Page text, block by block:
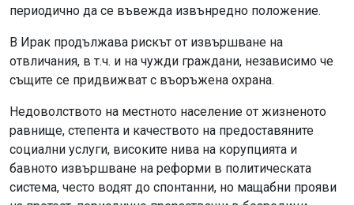
периодично да се въвежда извънредно положение.
В Ирак продължава рискът от извършване на
отвличания, в т.ч. и на чужди граждани, независимо че
същите се придвижват с въоръжена охрана.
Недоволството на местното население от жизненото
равнище, степента и качеството на предоставяните
социални услуги, високите нива на корупцията и
бавното извършване на реформи в политическата
система, често водят до спонтанни, но мащабни прояви